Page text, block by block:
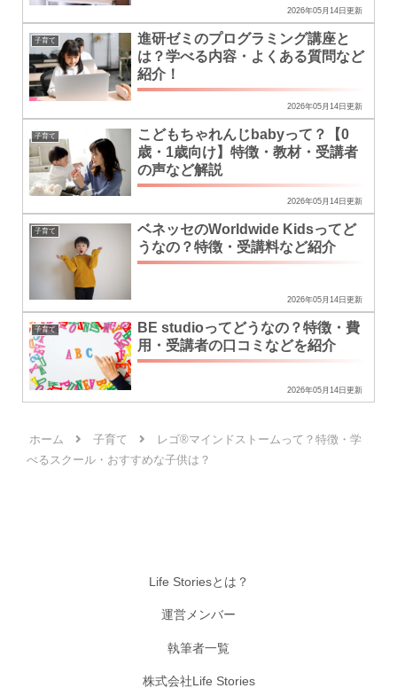
2026年05月14日更新
子育て
進研ゼミのプログラミング講座と
は？学べる内容・よくある質問など
紹介！
2026年05月14日更新
子育て
こどもちゃれんじbabyって？【0
歳・1歳向け】特徴・教材・受講者
の声など解説
2026年05月14日更新
子育て
ベネッセのWorldwide Kidsってど
うなの？特徴・受講料など紹介
2026年05月14日更新
子育て
BE studioってどうなの？特徴・費
用・受講者の口コミなどを紹介
2026年05月14日更新
ホーム 子育て
レゴ®マインドストームって？特徴・学
べるスクール・おすすめな子供は？
Life Storiesとは？
運営メンバー
執筆者一覧
株式会社Life Stories